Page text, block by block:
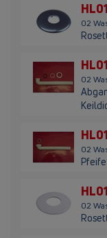
02
02
02
02